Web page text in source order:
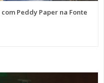
Peddy Paper na Fonte